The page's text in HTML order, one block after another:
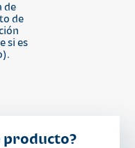
de
de
si es
producto?